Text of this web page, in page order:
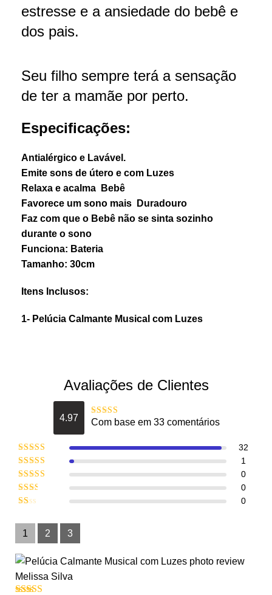
estresse e a ansiedade do bebê e
dos pais.
Seu filho sempre terá a sensação
de ter a mamãe por perto.
Especificações:
Antialérgico e Lavável.
Emite sons de útero e com Luzes
Relaxa e acalma Bebê
Favorece um sono mais Duradouro
Faz com que o Bebê não se sinta sozinho
durante o sono
Funciona: Bateria
Tamanho: 30cm
Itens Inclusos:
1- Pelúcia Calmante Musical com Luzes
Avaliações de Clientes
4.97
Avaliação
Com base em 33 comentários
Avaliação
32
Avaliação
1
Avaliação
0
Avaliação
0
1
de
5
0
1 2 3
Melissa Silva